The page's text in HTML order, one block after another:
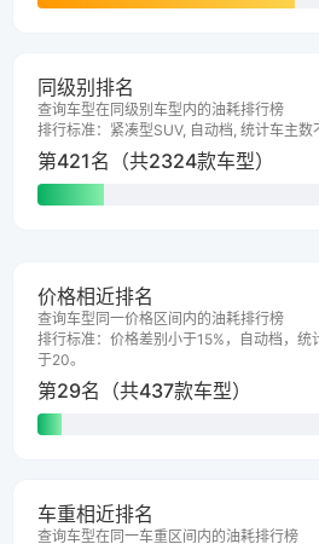
同级别排名
查询车型在同级别车型内的油耗排行榜
排行标准：紧凑型SUV, 自动档, 统计车主数
第421名（共2324款车型）
价格相近排名
查询车型同一价格区间内的油耗排行榜
排行标准：价格差别小于15%，自动档，统
于20。
第29名（共437款车型）
车重相近排名
查询车型在同一车重区间内的油耗排行榜